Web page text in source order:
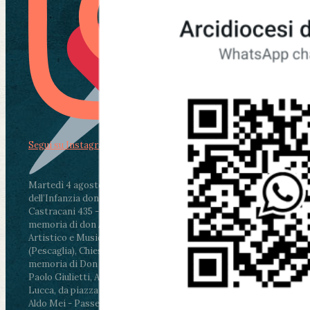
Martedì 4 agosto2026
ore 11:30 - Lucca, Scuola
dell’Infanzia don Aldo Mei - Viale Castruccio
Castracani 435 - Inaugurazione murales in
memoria di don Aldo Mei curato dal Liceo
Artistico e Musicale “Passaglia”
ore 18 - Fiano
(Pescaglia), Chiesa parrocchiale - Messa in
memoria di Don Aldo Mei celebrata da mons.
Paolo Giulietti, Arcivescovo di Lucca
ore 20.30 -
Lucca, da piazza San Michele al Cippo di don
Aldo Mei - Passeggiata della Memoria in alcuni
Segui su Instagram